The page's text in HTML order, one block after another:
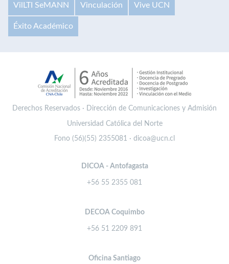
VilLTI SeMANN Vinculación Vive UCN
Éxito Académico
Derechos Reservados · Dirección de Comunicaciones y Admisión
Universidad Católica del Norte
Fono (56)(55) 2355081 · dicoa@ucn.cl
DICOA - Antofagasta
+56 55 2355 081
DECOA Coquimbo
+56 51 2209 891
Oficina Santiago